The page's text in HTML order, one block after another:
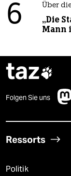
6 Über
„Die
Mann
taz
Folgen Sie uns
Ressorts
Politik